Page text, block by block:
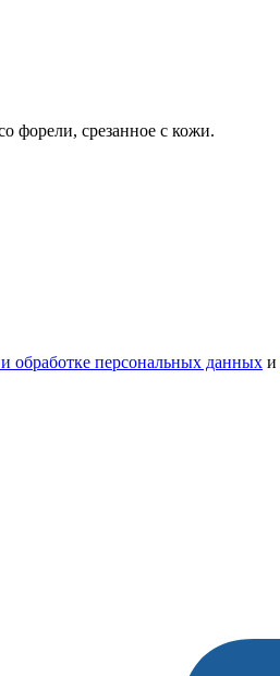
форели, срезанное с кожи.
обработке персональных данных и